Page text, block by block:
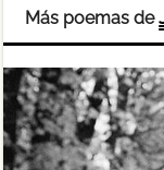
Más poemas de